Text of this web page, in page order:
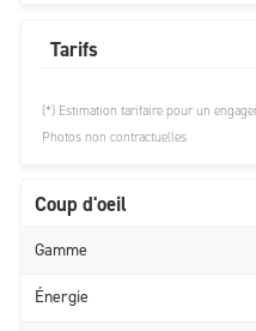
Coup d'oeil
Gamme
Énergie
Tarifs
(*) Estimation tarifaire pour un
Photos non contractuelles